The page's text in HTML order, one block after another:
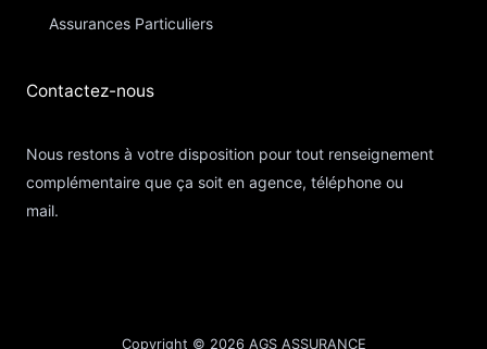
Assurances Particuliers​
Contactez-nous​
Nous restons à votre disposition pour tout renseignement
complémentaire que ça soit en agence, téléphone ou
mail.
Copyright © 2026 AGS ASSURANCE